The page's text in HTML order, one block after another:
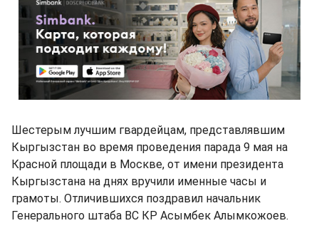
Шестерым лучшим гвардейцам, представлявшим
Кыргызстан во время проведения парада 9 мая на
Красной площади в Москве, от имени президента
Кыргызстана на днях вручили именные часы и
грамоты. Отличившихся поздравил начальник
Генерального штаба ВС КР Асымбек Алымкожоев.